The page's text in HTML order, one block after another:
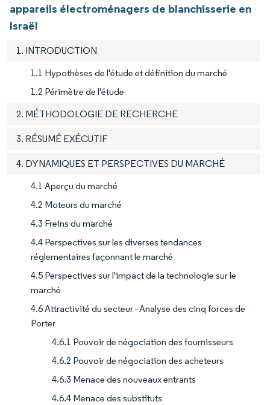
appareils électroménagers de blanchisserie en
Israël
1. INTRODUCTION
1.1 Hypothèses de l'étude et définition du marché
1.2 Périmètre de l'étude
2. MÉTHODOLOGIE DE RECHERCHE
3. RÉSUMÉ EXÉCUTIF
4. DYNAMIQUES ET PERSPECTIVES DU MARCHÉ
4.1 Aperçu du marché
4.2 Moteurs du marché
4.3 Freins du marché
4.4 Perspectives sur les diverses tendances
réglementaires façonnant le marché
4.5 Perspectives sur l'impact de la technologie sur le
marché
4.6 Attractivité du secteur - Analyse des cinq forces de
Porter
4.6.1 Pouvoir de négociation des fournisseurs
4.6.2 Pouvoir de négociation des acheteurs
4.6.3 Menace des nouveaux entrants
4.6.4 Menace des substituts